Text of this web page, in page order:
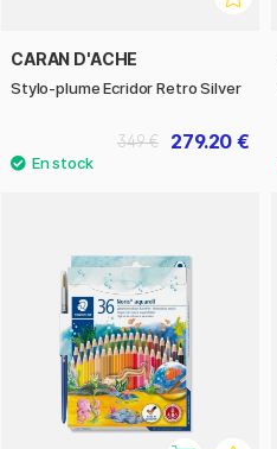
CARAN D'ACHE
Stylo-plume Ecridor Retro Silver
279.20 €
349 €